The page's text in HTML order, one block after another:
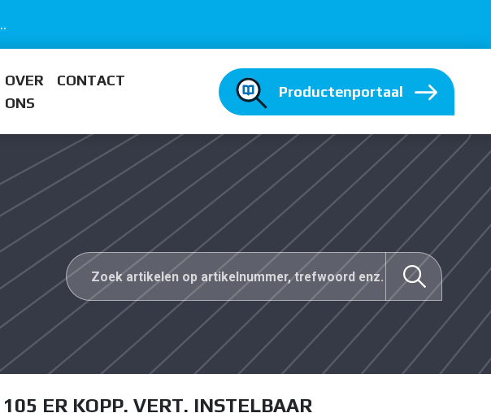
OVER
ONS
CONTACT
Productenportaal
ER KOPP. VERT. INSTELBAAR